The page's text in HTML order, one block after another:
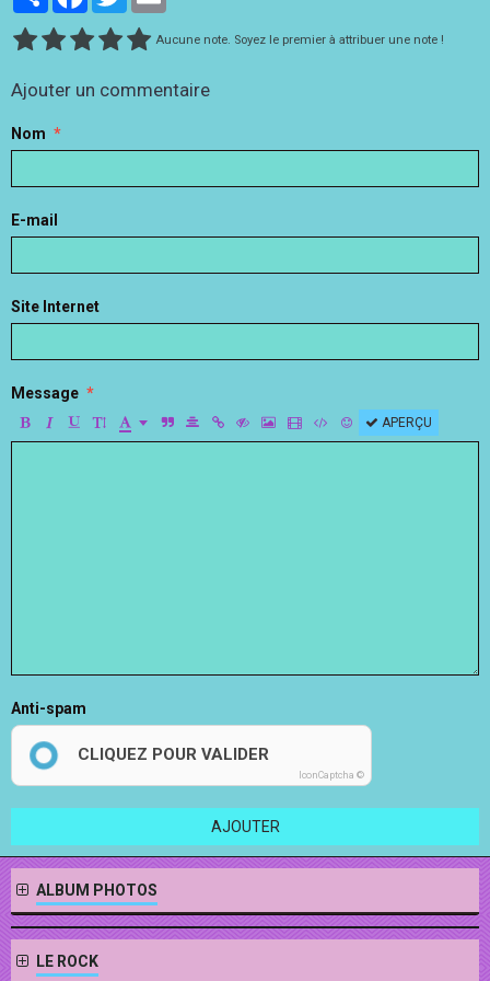
Aucune note. Soyez le premier à attribuer une note !
Ajouter un commentaire
Nom
E-mail
Site Internet
Message
APERÇU
Anti-spam
CLIQUEZ POUR VALIDER
IconCaptcha ©
AJOUTER
ALBUM PHOTOS
LE ROCK